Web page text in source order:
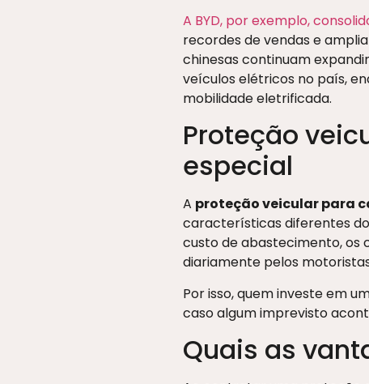
A BYD, por exemplo,
recordes de vendas e
chinesas continuam
veículos elétricos no país,
mobilidade eletrificada.
Proteção
especial
A proteção veicular para
características diferentes
custo de abastecimento, os
diariamente pelos
Por isso, quem investe em
caso algum imprevisto
Quais as